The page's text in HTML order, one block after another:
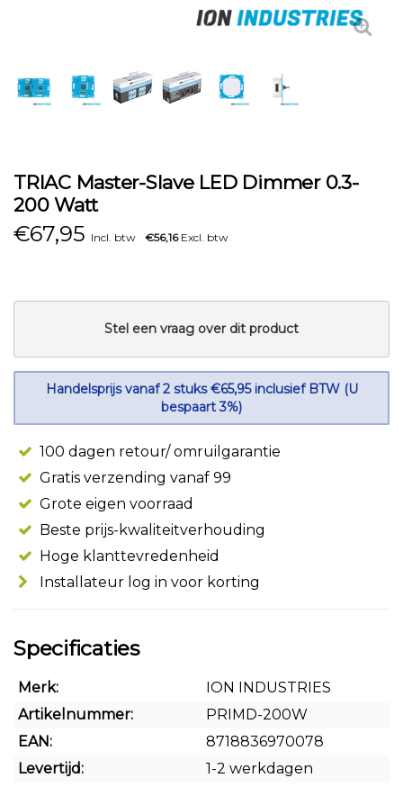
TRIAC Master-Slave LED Dimmer 0.3-
200 Watt
€67,95 Incl. btw €56,16Excl. btw
Stel een vraag over dit product
Handelsprijs vanaf 2 stuks €65,95 inclusief BTW (U
bespaart 3%)
100 dagen retour/ omruilgarantie
Gratis verzending vanaf 99
Grote eigen voorraad
Beste prijs-kwaliteitverhouding
Hoge klanttevredenheid
Installateur log in voor korting
Specificaties
Merk:
ION INDUSTRIES
Artikelnummer:
PRIMD-200W
EAN:
8718836970078
Levertijd:
1-2 werkdagen